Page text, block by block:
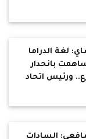
لغة الدراما
بانحدار
ورئيس اتحاد
السادات